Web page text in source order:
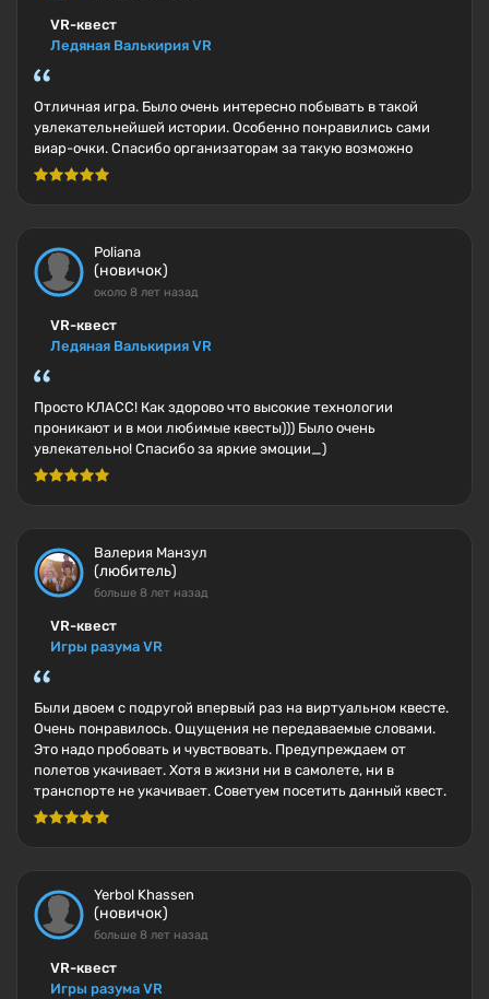
VR-квест
Ледяная Валькирия VR
Отличная игра. Было очень интересно побывать в такой
увлекательнейшей истории. Особенно понравились сами
виар-очки. Спасибо организаторам за такую возможно
Poliana
(новичок)
около 8 лет назад
VR-квест
Ледяная Валькирия VR
Просто КЛАСС! Как здорово что высокие технологии
проникают и в мои любимые квесты))) Было очень
увлекательно! Спасибо за яркие эмоции_)
Валерия Манзул
(любитель)
больше 8 лет назад
VR-квест
Игры разума VR
Были двоем с подругой впервый раз на виртуальном квесте.
Очень понравилось. Ощущения не передаваемые словами.
Это надо пробовать и чувствовать. Предупреждаем от
полетов укачивает. Хотя в жизни ни в самолете, ни в
транспорте не укачивает. Советуем посетить данный квест.
Yerbol Khassen
(новичок)
больше 8 лет назад
VR-квест
Игры разума VR